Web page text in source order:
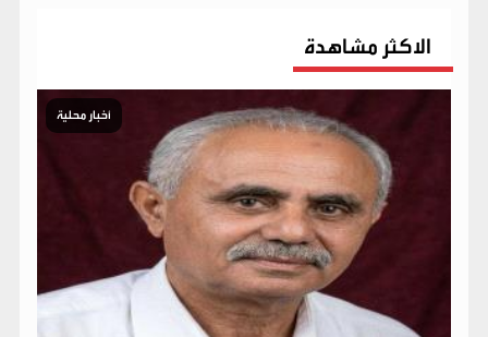
الاكثر مشاهدة
أخبار محلية